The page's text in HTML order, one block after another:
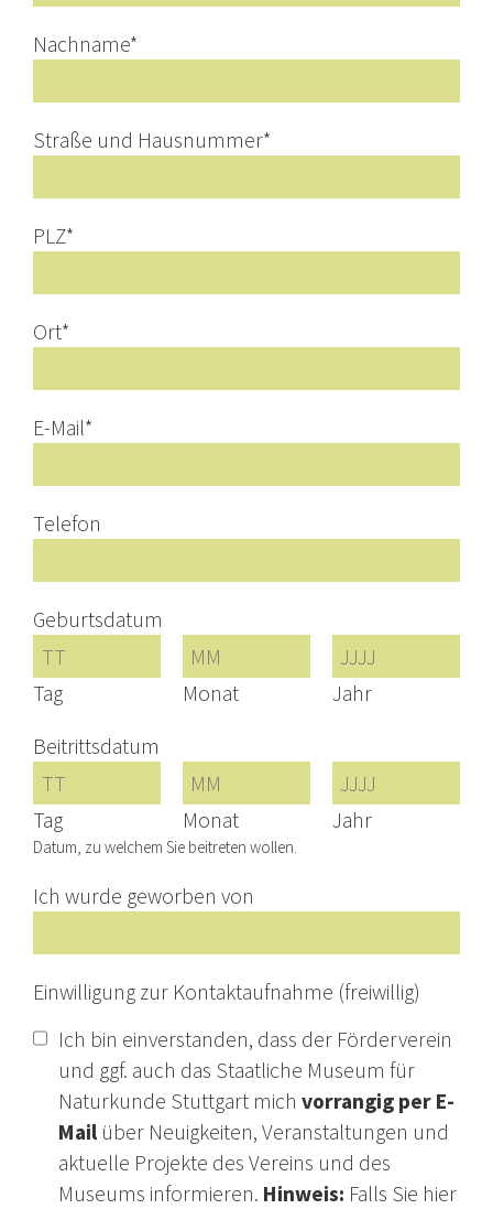
Nachname*
Straße und Hausnummer*
PLZ*
Ort*
E-Mail*
Telefon
Geburtsdatum
Tag Monat
Jahr
Beitrittsdatum
Tag Monat Jahr
Datum, zu welchem Sie beitreten wollen.
Ich wurde geworben von
Einwilligung zur Kontaktaufnahme (freiwillig)
Ich bin einverstanden, dass der Förderverein
und ggf. auch das Staatliche Museum für
Naturkunde Stuttgart mich vorrangig per E-
Mailüber Neuigkeiten, Veranstaltungen und
aktuelle Projekte des Vereins und des
Museums informieren. Hinweis: Falls Sie hier